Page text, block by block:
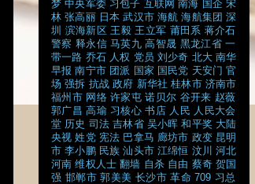
梦 中央军委 习包子 互联网 南海 国企 宋
林 张高丽 日本 武汉市 海航 海航集团 深
圳
滨海新区 王毅 王立军 莆田系 蒋介石
警察 释永信 马英九 高智晟 黑龙江省 一
带一路 乔石 人权 党员 刘少奇 北大 南华
早报 南宁市 团派 国家 国民党 天安门 官
场 强拆 抗战 政府 新华社 桂林市 济南市
福州市 网络 许家屯 诺贝尔 谷开来 赵薇
郭广昌 高瑜 习核心 书店 人民 人民大会
堂 历史 司法 吉林省 吴小晖 和平奖 大陆
央视 姓党 宪法 巴拿马 廊坊市 政变 昆明
市 李小鹏 民族 汕头市 江绵恒 汶川
河北
河南 维权人士 翻墙 自杀 自由 蔡奇 贺国
强 邯郸市 郭美美 长沙市 革命 709 习总